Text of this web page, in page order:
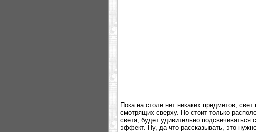
Пока на столе нет никаких предметов,
смотрящих сверху. Но стоит только
света, будет удивительно
эффект. Ну, да что рассказывать, это